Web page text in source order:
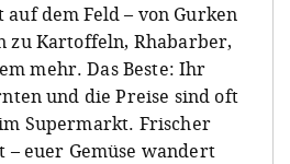
dem Feld – von Gurken
zu Kartoffeln, Rhabarber,
mehr. Das Beste: Ihr
und die Preise sind oft
Supermarkt. Frischer
– euer Gemüse wandert